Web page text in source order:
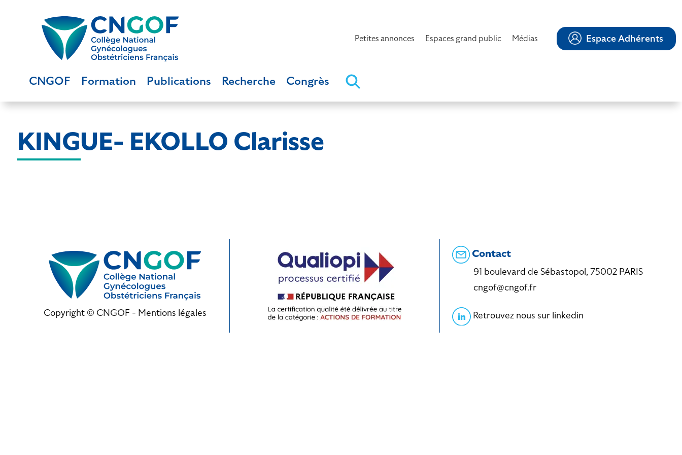
Petites annonces Espaces grand public Médias Espace Adhérents
CNGOF Formation Publications Recherche Congrès
KINGUE- EKOLLO Clarisse
Copyright © CNGOF - Mentions légales
Contact
91 boulevard de Sébastopol, 75002 PARIS
cngof@cngof.fr
Retrouvez nous sur linkedin